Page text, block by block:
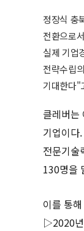
정장식 충
전환으로
실제 기업
전략수립
기대한다"
클레버는
기업이다
전문기술
130명을
이를 통
▷2020년